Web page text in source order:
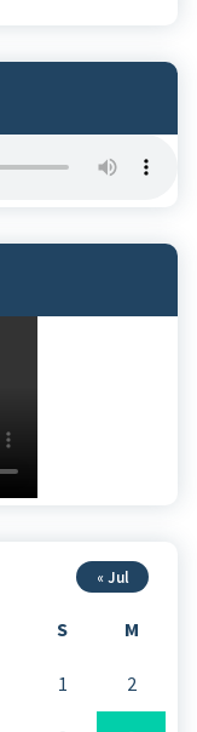
S M
1 2
« Jul